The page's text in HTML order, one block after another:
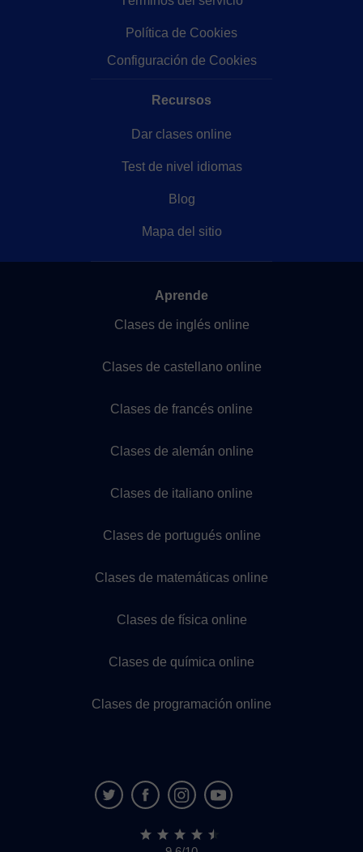
Política de Cookies
Configuración de Cookies
Recursos
Dar clases online
Test de nivel idiomas
Blog
Mapa del sitio
Aprende
Clases de inglés online
Clases de castellano online
Clases de francés online
Clases de alemán online
Clases de italiano online
Clases de portugués online
Clases de matemáticas online
Clases de física online
Clases de química online
Clases de programación online